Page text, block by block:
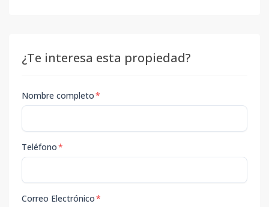
¿Te interesa esta propiedad?
Nombre completo*
Teléfono*
Correo Electrónico*